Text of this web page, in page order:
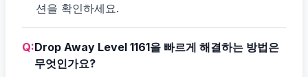
션을 확인하세요.
Q:Drop Away Level 1161을 빠르게 해결하는 방법은
무엇인가요?